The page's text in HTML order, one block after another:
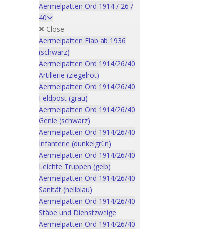
Aermelpatten Ord 1914 / 26 /
40
Close
Aermelpatten Flab ab 1936
(schwarz)
Aermelpatten Ord 1914/26/40
Artillerie (ziegelrot)
Aermelpatten Ord 1914/26/40
Feldpost (grau)
Aermelpatten Ord 1914/26/40
Genie (schwarz)
Aermelpatten Ord 1914/26/40
Infanterie (dunkelgrün)
Aermelpatten Ord 1914/26/40
Leichte Truppen (gelb)
Aermelpatten Ord 1914/26/40
Sanität (hellblau)
Aermelpatten Ord 1914/26/40
Stäbe und Dienstzweige
Aermelpatten Ord 1914/26/40